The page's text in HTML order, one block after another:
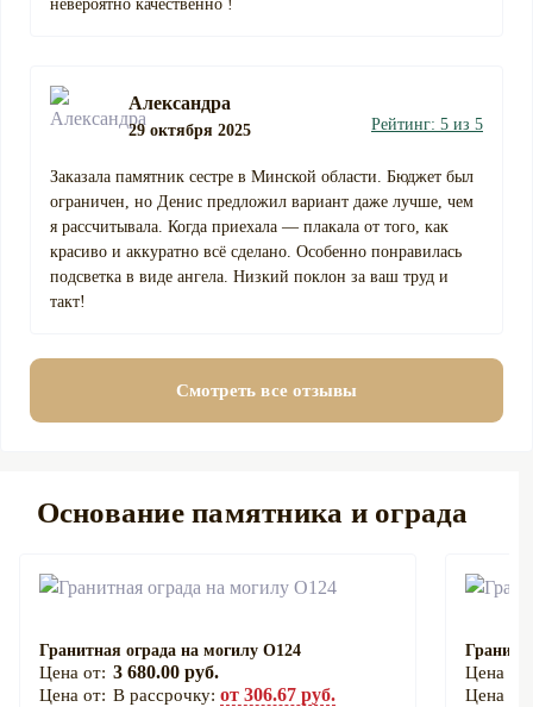
невероятно качественно !
Александра
29 октября 2025 Рейтинг: 5 из 5
Заказала памятник сестре в Минской области. Бюджет был
ограничен, но Денис предложил вариант даже лучше, чем
я рассчитывала. Когда приехала — плакала от того, как
красиво и аккуратно всё сделано. Особенно понравилась
подсветка в виде ангела. Низкий поклон за ваш труд и
такт!
Смотреть все отзывы
Основание памятника и ограда
Гранитная ограда на могилу О124
3 680.00 руб.
В рассрочку: от 306.67 руб.